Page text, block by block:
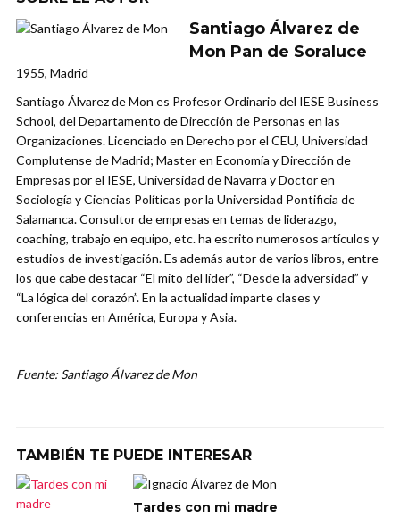
Santiago Álvarez de
Mon Pan de Soraluce
1955, Madrid
Santiago Álvarez de Mon es Profesor Ordinario del IESE Business
School, del Departamento de Dirección de Personas en las
Organizaciones. Licenciado en Derecho por el CEU, Universidad
Complutense de Madrid; Master en Economía y Dirección de
Empresas por el IESE, Universidad de Navarra y Doctor en
Sociología y Ciencias Políticas por la Universidad Pontificia de
Salamanca. Consultor de empresas en temas de liderazgo,
coaching, trabajo en equipo, etc. ha escrito numerosos artículos y
estudios de investigación. Es además autor de varios libros, entre
los que cabe destacar “El mito del líder”, “Desde la adversidad” y
“La lógica del corazón”. En la actualidad imparte clases y
conferencias en América, Europa y Asia.
Fuente: Santiago Álvarez de Mon
TAMBIÉN TE PUEDE INTERESAR
Tardes con mi madre